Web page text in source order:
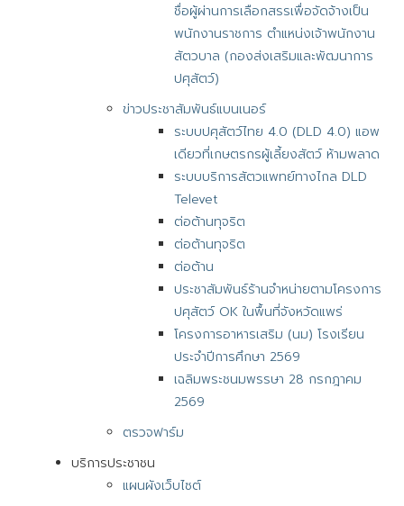
ชื่อผู้ผ่านการเลือกสรรเพื่อจัดจ้างเป็น
พนักงานราชการ ตำแหน่งเจ้าพนักงาน
สัตวบาล (กองส่งเสริมและพัฒนาการ
ปศุสัตว์)
ข่าวประชาสัมพันธ์แบนเนอร์
ระบบปศุสัตว์ไทย 4.0 (DLD 4.0) แอพ
เดียวที่เกษตรกรผู้เลี้ยงสัตว์ ห้ามพลาด
ระบบบริการสัตวแพทย์ทางไกล DLD
Televet
ต่อต้านทุจริต
ต่อต้านทุจริต
ต่อต้าน
ประชาสัมพันธ์ร้านจำหน่ายตามโครงการ
ปศุสัตว์ OK ในพื้นที่จังหวัดแพร่
โครงการอาหารเสริม (นม) โรงเรียน
ประจำปีการศึกษา 2569
เฉลิมพระชนมพรรษา 28 กรกฎาคม
2569
ตรวจฟาร์ม
บริการประชาชน
แผนผังเว็บไซต์